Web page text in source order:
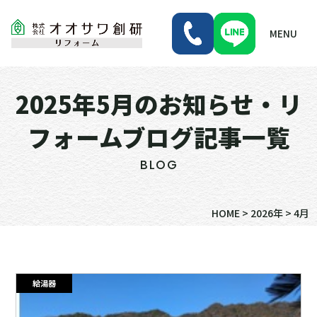
MENU
2025年5月のお知らせ・リ
フォームブログ記事一覧
BLOG
HOME> 2026年> 4月
給湯器